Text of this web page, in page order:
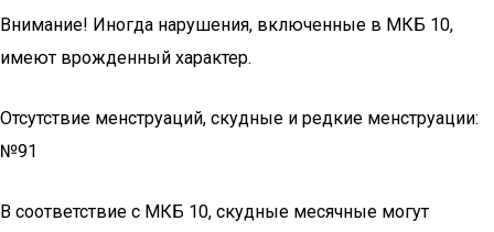
Внимание! Иногда нарушения, включенные в МКБ 10,
имеют врожденный характер.
Отсутствие менструаций, скудные и редкие менструации:
№91
В соответствие с МКБ 10, скудные месячные могут